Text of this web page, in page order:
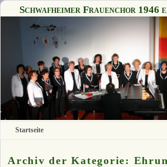
Schwafheimer Frauenchor 1946
Startseite
Archiv der Kategorie: